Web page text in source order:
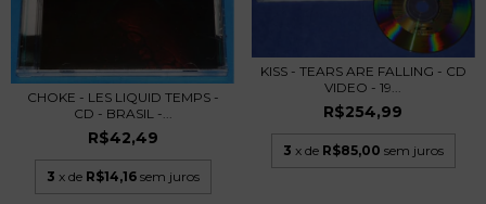
CHOKE - LES LIQUID TEMPS -
CD - BRASIL -...
R$42,49
3 x de R$14,16 sem juros
KISS - TEARS ARE FALLING - CD
VIDEO - 19...
R$254,99
3 x de R$85,00 sem juros